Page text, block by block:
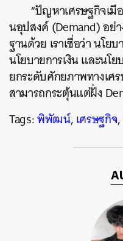
“ปัญหาเศรษฐกิจเมื
นอุปสงค์ (Demand) อย่
ฐานด้วย เราเชื่อว่า นโย
นโยบายการเงิน และนโ
ยกระดับศักยภาพทางเ
สามารถกระตุ้นแต่ฝั่ง
Tags:พิพัฒน์,เศรษฐกิจ,